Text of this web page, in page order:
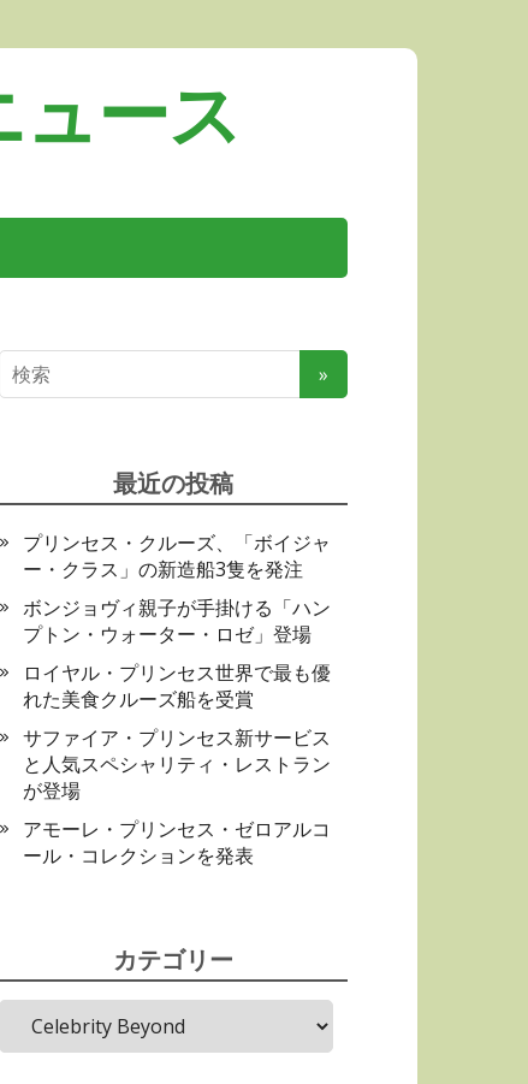
ース
最近の投稿
プリンセス・クルーズ、「ボイジャ
ー・クラス」の新造船3隻を発注
ボンジョヴィ親子が手掛ける「ハン
プトン・ウォーター・ロゼ」登場
ロイヤル・プリンセス世界で最も優
れた美食クルーズ船を受賞
サファイア・プリンセス新サービス
と人気スペシャリティ・レストラン
が登場
アモーレ・プリンセス・ゼロアルコ
ール・コレクションを発表
カテゴリー
カ